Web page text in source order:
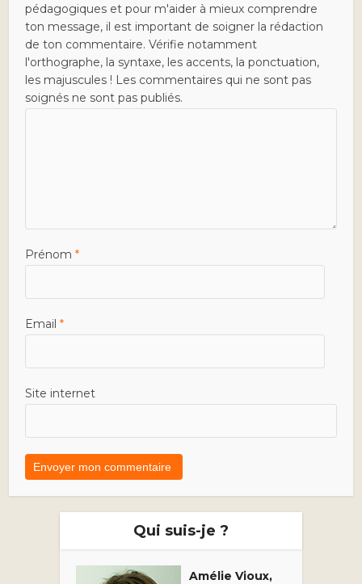
pédagogiques et pour m'aider à mieux comprendre
ton message, il est important de soigner la rédaction
de ton commentaire. Vérifie notamment
l'orthographe, la syntaxe, les accents, la ponctuation,
les majuscules ! Les commentaires qui ne sont pas
soignés ne sont pas publiés.
Prénom*
Email*
Site internet
Qui suis-je ?
Amélie Vioux,